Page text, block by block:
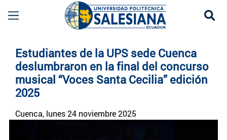
Estudiantes de la UPS sede Cuenca
deslumbraron en la final del concurso
musical “Voces Santa Cecilia” edición
2025
Cuenca, lunes 24 noviembre 2025